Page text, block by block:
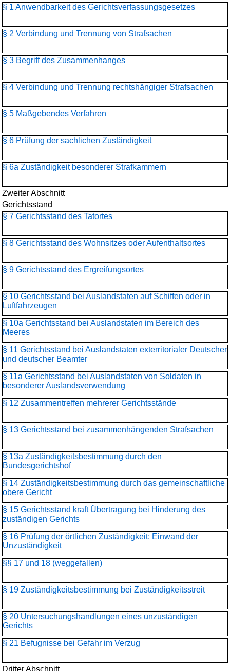
§ 1 Anwendbarkeit des Gerichtsverfassungsgesetzes
§ 2 Verbindung und Trennung von Strafsachen
§ 3 Begriff des Zusammenhanges
§ 4 Verbindung und Trennung rechtshängiger Strafsachen
§ 5 Maßgebendes Verfahren
§ 6 Prüfung der sachlichen Zuständigkeit
§ 6a Zuständigkeit besonderer Strafkammern
Zweiter Abschnitt
Gerichtsstand
§ 7 Gerichtsstand des Tatortes
§ 8 Gerichtsstand des Wohnsitzes oder Aufenthaltsortes
§ 9 Gerichtsstand des Ergreifungsortes
§ 10 Gerichtsstand bei Auslandstaten auf Schiffen oder in
Luftfahrzeugen
§ 10a Gerichtsstand bei Auslandstaten im Bereich des
Meeres
§ 11 Gerichtsstand bei Auslandstaten exterritorialer Deutscher
und deutscher Beamter
§ 11a Gerichtsstand bei Auslandstaten von Soldaten in
besonderer Auslandsverwendung
§ 12 Zusammentreffen mehrerer Gerichtsstände
§ 13 Gerichtsstand bei zusammenhängenden Strafsachen
§ 13a Zuständigkeitsbestimmung durch den
Bundesgerichtshof
§ 14 Zuständigkeitsbestimmung durch das gemeinschaftliche
obere Gericht
§ 15 Gerichtsstand kraft Übertragung bei Hinderung des
zuständigen Gerichts
§ 16 Prüfung der örtlichen Zuständigkeit; Einwand der
Unzuständigkeit
§§ 17 und 18 (weggefallen)
§ 19 Zuständigkeitsbestimmung bei Zuständigkeitsstreit
§ 20 Untersuchungshandlungen eines unzuständigen
Gerichts
§ 21 Befugnisse bei Gefahr im Verzug
Dritter Abschnitt